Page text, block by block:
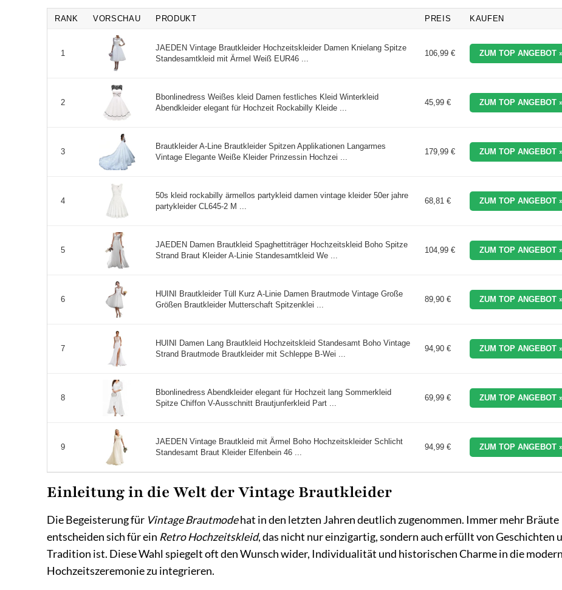
RANK VORSCHAU PRODUKT PREIS KAUFEN
1
JAEDEN Vintage Brautkleider Hochzeitskleider Damen Knielang Spitze
Standesamtkleid mit Ärmel Weiß EUR46 ...
106,99 € ZUM TOP ANGEBOT
2
Bbonlinedress Weißes kleid Damen festliches Kleid Winterkleid
Abendkleider elegant für Hochzeit Rockabilly Kleide ...
45,99 € ZUM TOP ANGEBOT
3
Brautkleider A-Line Brautkleider Spitzen Applikationen Langarmes
Vintage Elegante Weiße Kleider Prinzessin Hochzei ...
179,99 € ZUM TOP ANGEBOT
4
50s kleid rockabilly ärmellos partykleid damen vintage kleider 50er jahre
partykleider CL645-2 M ...
68,81 € ZUM TOP ANGEBOT
5
JAEDEN Damen Brautkleid Spaghettiträger Hochzeitskleid Boho Spitze
Strand Braut Kleider A-Linie Standesamtkleid We ...
104,99 € ZUM TOP ANGEBOT
6
HUINI Brautkleider Tüll Kurz A-Linie Damen Brautmode Vintage Große
Größen Brautkleider Mutterschaft Spitzenklei ...
89,90 € ZUM TOP ANGEBOT
7
HUINI Damen Lang Brautkleid Hochzeitskleid Standesamt Boho Vintage
Strand Brautmode Brautkleider mit Schleppe B-Wei ...
94,90 € ZUM TOP ANGEBOT
8
Bbonlinedress Abendkleider elegant für Hochzeit lang Sommerkleid
Spitze Chiffon V-Ausschnitt Brautjunferkleid Part ...
69,99 € ZUM TOP ANGEBOT
9
JAEDEN Vintage Brautkleid mit Ärmel Boho Hochzeitskleider Schlicht
Standesamt Braut Kleider Elfenbein 46 ...
94,99 € ZUM TOP ANGEBOT
Einleitung in die Welt der Vintage Brautkleider
Die Begeisterung für Vintage Brautmodehat in den letzten Jahren deutlich zugenommen. Immer mehr Bräute
entscheiden sich für ein Retro Hochzeitskleid, das nicht nur einzigartig, sondern auch erfüllt von Geschichten
Tradition ist. Diese Wahl spiegelt oft den Wunsch wider, Individualität und historischen Charme in die
Hochzeitszeremonie zu integrieren.